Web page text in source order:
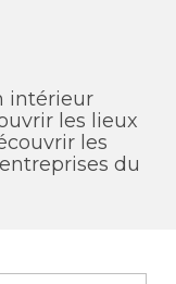
intérieur
les lieux
les
du